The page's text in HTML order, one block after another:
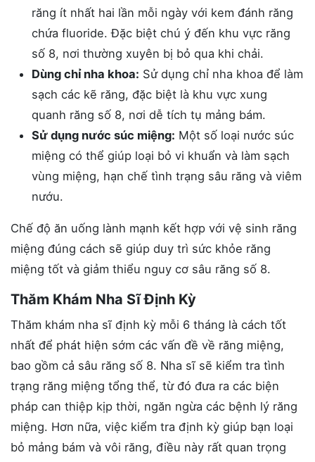
răng ít nhất hai lần mỗi ngày với kem đánh răng
chứa fluoride. Đặc biệt chú ý đến khu vực răng
số 8, nơi thường xuyên bị bỏ qua khi chải.
Dùng chỉ nha khoa: Sử dụng chỉ nha khoa để làm
sạch các kẽ răng, đặc biệt là khu vực xung
quanh răng số 8, nơi dễ tích tụ mảng bám.
Sử dụng nước súc miệng: Một số loại nước súc
miệng có thể giúp loại bỏ vi khuẩn và làm sạch
vùng miệng, hạn chế tình trạng sâu răng và viêm
nướu.
Chế độ ăn uống lành mạnh kết hợp với vệ sinh răng
miệng đúng cách sẽ giúp duy trì sức khỏe răng
miệng tốt và giảm thiểu nguy cơ sâu răng số 8.
Thăm Khám Nha Sĩ Định Kỳ
Thăm khám nha sĩ định kỳ mỗi 6 tháng là cách tốt
nhất để phát hiện sớm các vấn đề về răng miệng,
bao gồm cả sâu răng số 8. Nha sĩ sẽ kiểm tra tình
trạng răng miệng tổng thể, từ đó đưa ra các biện
pháp can thiệp kịp thời, ngăn ngừa các bệnh lý răng
miệng. Hơn nữa, việc kiểm tra định kỳ giúp bạn loại
bỏ mảng bám và vôi răng, điều này rất quan trọng